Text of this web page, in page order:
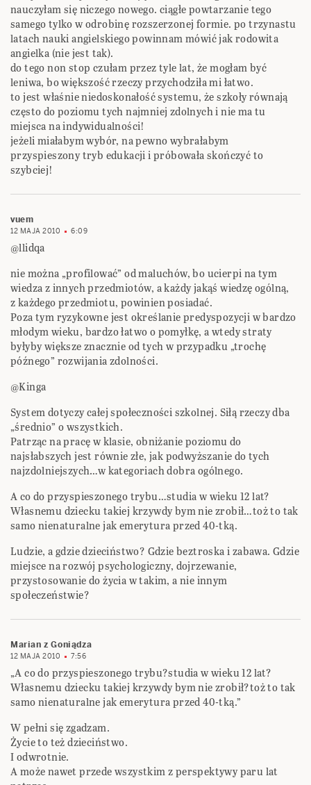
nauczyłam się niczego nowego. ciągłe powtarzanie tego
samego tylko w odrobinę rozszerzonej formie. po trzynastu
latach nauki angielskiego powinnam mówić jak rodowita
angielka (nie jest tak).
do tego non stop czułam przez tyle lat, że mogłam być
leniwa, bo większość rzeczy przychodziła mi łatwo.
to jest właśnie niedoskonałość systemu, że szkoły równają
często do poziomu tych najmniej zdolnych i nie ma tu
miejsca na indywidualności!
jeżeli miałabym wybór, na pewno wybrałabym
przyspieszony tryb edukacji i próbowała skończyć to
szybciej!
vuem
12 MAJA 2010 6:09
@llidqa
nie można „profilować” od maluchów, bo ucierpi na tym
wiedza z innych przedmiotów, a każdy jakąś wiedzę ogólną,
z każdego przedmiotu, powinien posiadać.
Poza tym ryzykowne jest określanie predyspozycji w bardzo
młodym wieku, bardzo łatwo o pomyłkę, a wtedy straty
byłyby większe znacznie od tych w przypadku „trochę
późnego” rozwijania zdolności.
@Kinga
System dotyczy całej społeczności szkolnej. Siłą rzeczy dba
„średnio” o wszystkich.
Patrząc na pracę w klasie, obniżanie poziomu do
najsłabszych jest równie złe, jak podwyższanie do tych
najzdolniejszych…w kategoriach dobra ogólnego.
A co do przyspieszonego trybu…studia w wieku 12 lat?
Własnemu dziecku takiej krzywdy bym nie zrobił…toż to tak
samo nienaturalne jak emerytura przed 40-tką.
Ludzie, a gdzie dzieciństwo? Gdzie beztroska i zabawa. Gdzie
miejsce na rozwój psychologiczny, dojrzewanie,
przystosowanie do życia w takim, a nie innym
społeczeństwie?
Marian z Goniądza
12 MAJA 2010 7:56
„A co do przyspieszonego trybu?studia w wieku 12 lat?
Własnemu dziecku takiej krzywdy bym nie zrobił?toż to tak
samo nienaturalne jak emerytura przed 40-tką.”
W pełni się zgadzam.
Życie to też dzieciństwo.
I odwrotnie.
A może nawet przede wszystkim z perspektywy paru lat